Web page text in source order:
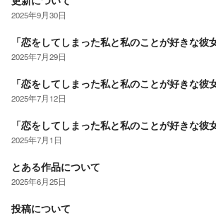
2025年9月30日
「恋をしてしまった私と私のことが好きな彼
2025年7月29日
「恋をしてしまった私と私のことが好きな彼
2025年7月12日
「恋をしてしまった私と私のことが好きな彼
2025年7月1日
とある作品について
2025年6月25日
投稿について